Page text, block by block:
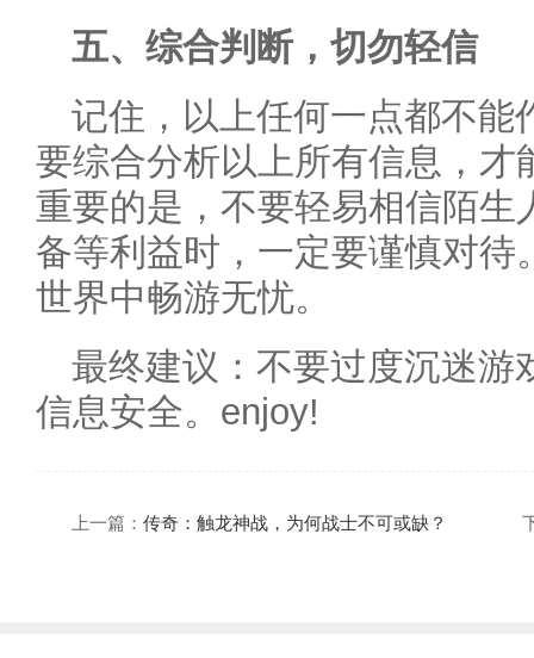
五、综合判断，切勿轻信
记住，以上任何一点都不能
要综合分析以上所有信息，才
重要的是，不要轻易相信陌生
备等利益时，一定要谨慎对待
世界中畅游无忧。
最终建议：不要过度沉迷游
信息安全。enjoy!
上一篇： 传奇：触龙神战，为何战士不可或缺？